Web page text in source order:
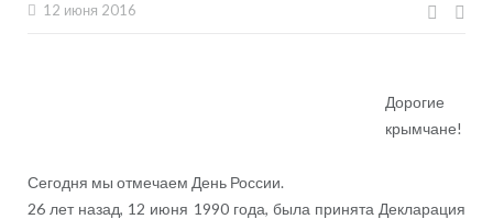
12 июня 2016
Дорогие
крымчане!
Сегодня мы отмечаем День России.
26 лет назад, 12 июня 1990 года, была принята Декларация